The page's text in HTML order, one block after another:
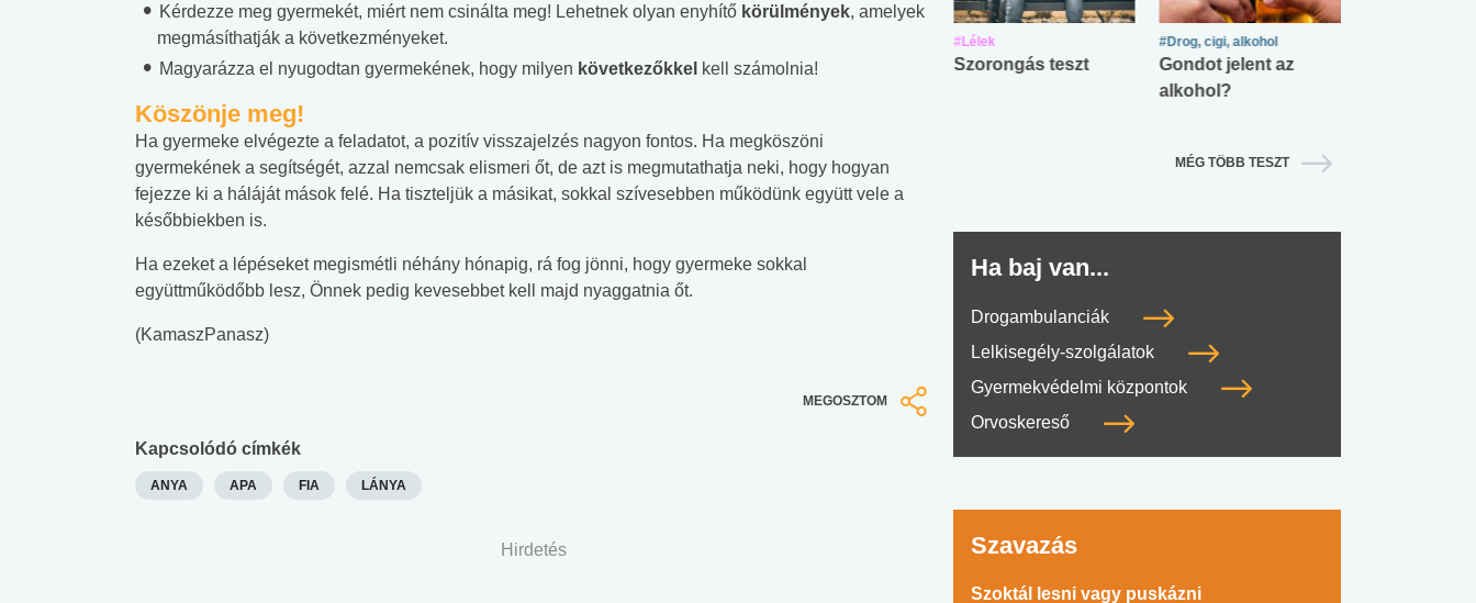
Kérdezze meg gyermekét, miért nem csinálta meg! Lehetnek olyan enyhítő körülmények, amelyek
megmásíthatják a következményeket.
Magyarázza el nyugodtan gyermekének, hogy milyen következőkkel kell számolnia!
Köszönje meg!
Ha gyermeke elvégezte a feladatot, a pozitív visszajelzés nagyon fontos. Ha megköszöni
gyermekének a segítségét, azzal nemcsak elismeri őt, de azt is megmutathatja neki, hogy hogyan
fejezze ki a háláját mások felé. Ha tiszteljük a másikat, sokkal szívesebben működünk együtt vele a
későbbiekben is.
Ha ezeket a lépéseket megismétli néhány hónapig, rá fog jönni, hogy gyermeke sokkal
együttműködőbb lesz, Önnek pedig kevesebbet kell majd nyaggatnia őt.
(KamaszPanasz)
MEGOSZTOM
Kapcsolódó címkék
ANYA APA FIA LÁNYA
Hirdetés
#Zöldövezet
Mekkora az ökológiai
#Betegségek
Elsősegély
Angol középfokú
Internet-függőség
#Lélek
Szorongás teszt
#Drog, cigi, alkohol
Gondot jelent az
alkohol?
MÉG TÖBB TESZT
Ha baj van...
Drogambulanciák
Lelkisegély-szolgálatok
Gyermekvédelmi központok
Orvoskereső
Szavazás
Szoktál lesni vagy puskázni